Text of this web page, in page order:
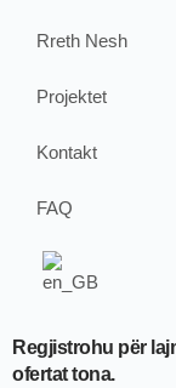
Rreth Nesh
Projektet
Kontakt
FAQ
Regjistrohu për
ofertat tona.